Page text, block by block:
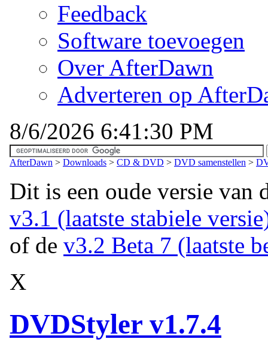
Feedback
Software toevoegen
Over AfterDawn
Adverteren op
8/6/2026 6:41:30 PM
AfterDawn > Downloads > CD & DVD > DVD samenstellen >
Dit is een oude versie van
v3.1 (laatste stabiele
of de v3.2 Beta 7 (laatste
X
DVDStyler v1.7.4